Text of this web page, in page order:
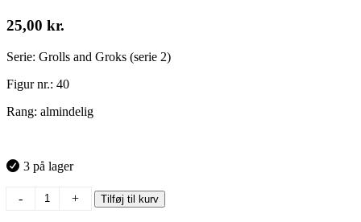
25,00 kr.
Serie: Grolls and Groks (serie 2)
Figur nr.: 40
Rang: almindelig
3 på lager
- + Tilføj til kurv